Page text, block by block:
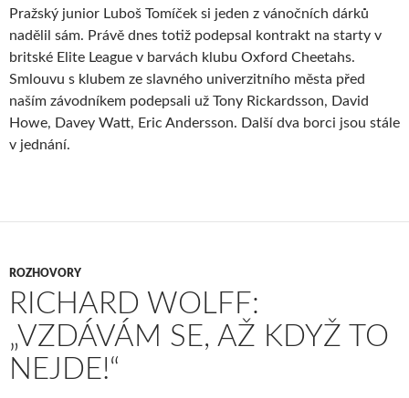
Pražský junior Luboš Tomíček si jeden z vánočních dárků
nadělil sám. Právě dnes totiž podepsal kontrakt na starty v
britské Elite League v barvách klubu Oxford Cheetahs.
Smlouvu s klubem ze slavného univerzitního města před
naším závodníkem podepsali už Tony Rickardsson, David
Howe, Davey Watt, Eric Andersson. Další dva borci jsou stále
v jednání.
ROZHOVORY
RICHARD WOLFF:
„VZDÁVÁM SE, AŽ KDYŽ TO
NEJDE!“